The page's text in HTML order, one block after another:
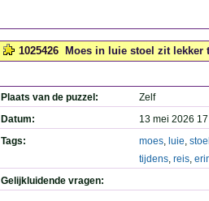
1025426 Moes in luie stoel zit lekker
Plaats van de puzzel:
Zelf
Datum:
13 mei 2026
Tags:
moes, luie,
tijdens, reis,
Gelijkluidende vragen: